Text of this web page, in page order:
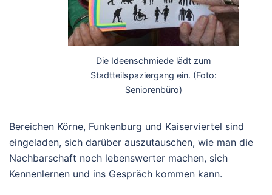
Die Ideenschmiede lädt zum
Stadtteilspaziergang ein. (Foto:
Seniorenbüro)
Bereichen Körne, Funkenburg und Kaiserviertel sind
eingeladen, sich darüber auszutauschen, wie man die
Nachbarschaft noch lebenswerter machen, sich
Kennenlernen und ins Gespräch kommen kann.